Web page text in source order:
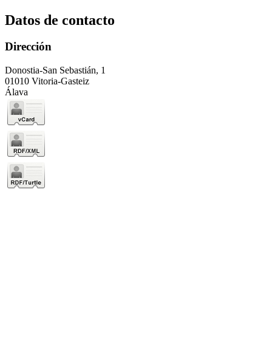
Datos de contacto
Dirección
Donostia-San Sebastián, 1
01010 Vitoria-Gasteiz
Álava